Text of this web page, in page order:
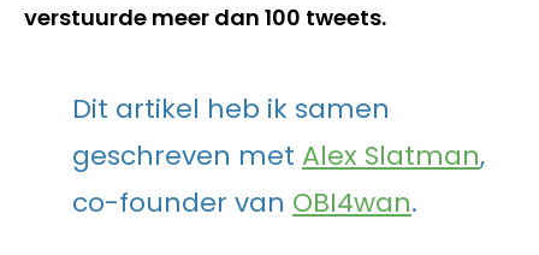
verstuurde meer dan 100 tweets.
Dit artikel heb ik samen
geschreven met Alex Slatman,
co-founder van OBI4wan.